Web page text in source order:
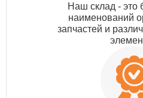
Наш склад - это
наименований
запчастей и